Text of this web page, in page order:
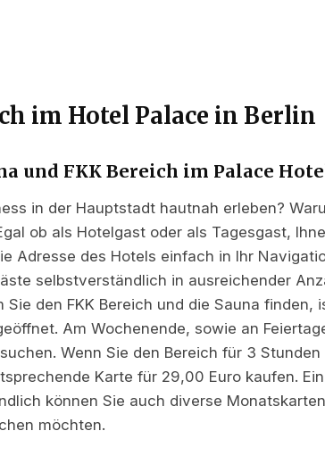
im Hotel Palace in Berlin
und FKK Bereich im Palace
in der Hauptstadt hautnah erleben?
ob als Hotelgast oder als Tagesgast,
Adresse des Hotels einfach in Ihr
selbstverständlich in ausreichender
Sie den FKK Bereich und die Sauna
Am Wochenende, sowie an
Wenn Sie den Bereich für 3
Karte für 29,00 Euro kaufen.
können Sie auch diverse
möchten.